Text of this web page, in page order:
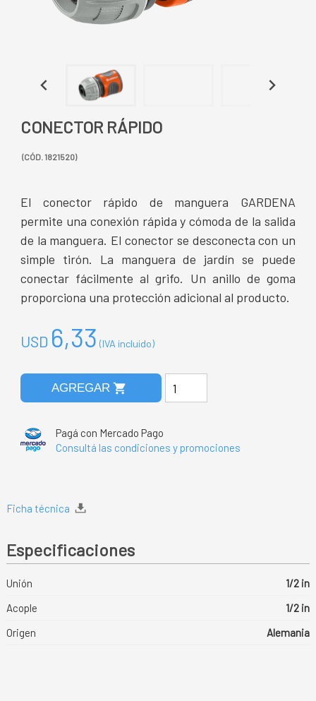
CONECTOR RÁPIDO
(CÓD. 1821520)
El conector rápido de manguera GARDENA
permite una conexión rápida y cómoda de la salida
de la manguera. El conector se desconecta con un
simple tirón. La manguera de jardín se puede
conectar fácilmente al grifo. Un anillo de goma
proporciona una protección adicional al producto.
USD 6,33 (IVA incluido)
AGREGAR shopping_cart
Pagá con Mercado Pago
Consultá las condiciones y promociones
Ficha técnica
Especificaciones
Unión
1/2 in
Acople
1/2 in
Origen
Alemania